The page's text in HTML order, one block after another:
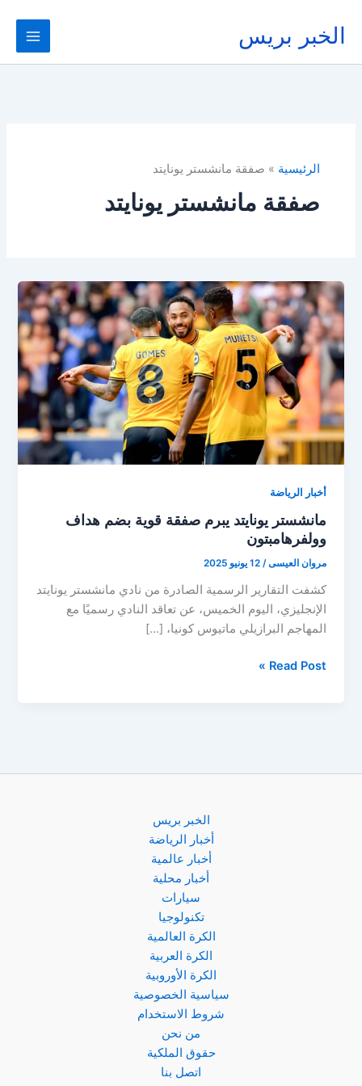
المحتوى
الخبر بريس
الرئيسية صفقة مانشستر يونايتد
صفقة مانشستر يونايتد
أخبار الرياضة
مانشستر يونايتد يبرم صفقة قوية بضم هداف
وولفرهامبتون
مروان العيسى/12 يونيو 2025
كشفت التقارير الرسمية الصادرة من نادي مانشستر يونايتد
الإنجليزي، اليوم الخميس، عن تعاقد النادي رسميًا مع
المهاجم البرازيلي ماتيوس كونيا، […]
مانشستر
Read Post »
الخبر بريس
أخبار الرياضة
أخبار عالمية
أخبار محلية
سيارات
تكنولوجيا
الكرة العالمية
الكرة العربية
الكرة الأوروبية
سياسية الخصوصية
شروط الاستخدام
من نحن
حقوق الملكية
اتصل بنا